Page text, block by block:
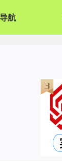
航